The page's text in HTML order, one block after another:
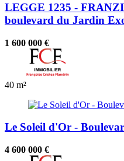
LEGGE 1235 -
boulevard du Jardin
1 600 000 €
40 m²
Le Soleil d'Or -
4 600 000 €